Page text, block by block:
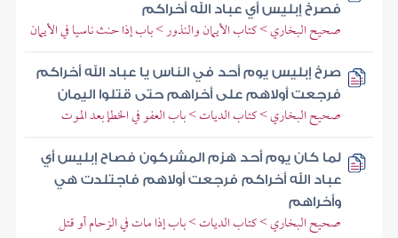
فصرخ إبليس أي عباد الله أخراكم
صحيح البخاري > كتاب الأيمان والنذور > باب إذا حنث ناسيا في الأيمان
صرخ إبليس يوم أحد في الناس يا عباد الله أخراكم
فرجعت أولاهم على أخراهم حتى قتلوا اليمان
صحيح البخاري > كتاب الديات > باب العفو في الخطإ بعد الموت
لما كان يوم أحد هزم المشركون فصاح إبليس أي
عباد الله أخراكم فرجعت أولاهم فاجتلدت هي
وأخراهم
صحيح البخاري > كتاب الديات > باب إذا مات في الزحام أو قتل